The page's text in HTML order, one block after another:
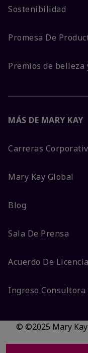
Sostenibilidad
Promesa De
Premios de belleza
MÁS DE MARY KAY
Carreras
Mary Kay Global
Blog
Sala De Prensa
Acuerdo De
Ingreso Consultora
© ©2025 Mary Kay